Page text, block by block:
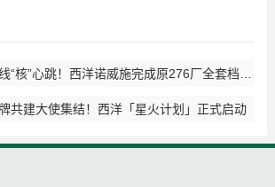
“核”心跳！西洋诺威施完成原276厂全套档案
共建大使集结！西洋「星火计划」正式启动